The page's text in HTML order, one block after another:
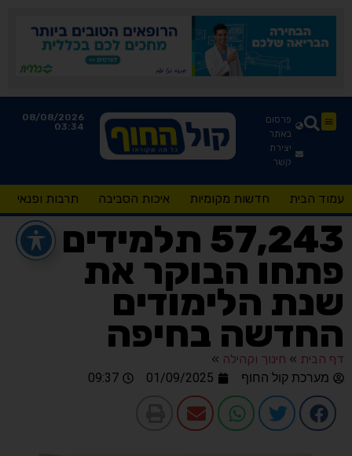
פרסום
באתר
יצירת
קשר
08/08/2026
03:34
עמוד הבית חדשות מקומיות איכות הסביבה תרבות ופנאי
57,243 תלמידים
פתחו הבוקר את
שנת הלימודים
החדשה בחיפה
דף הבית » חינוך וקהילה »
מערכת קול החוף
01/09/2025
09:37